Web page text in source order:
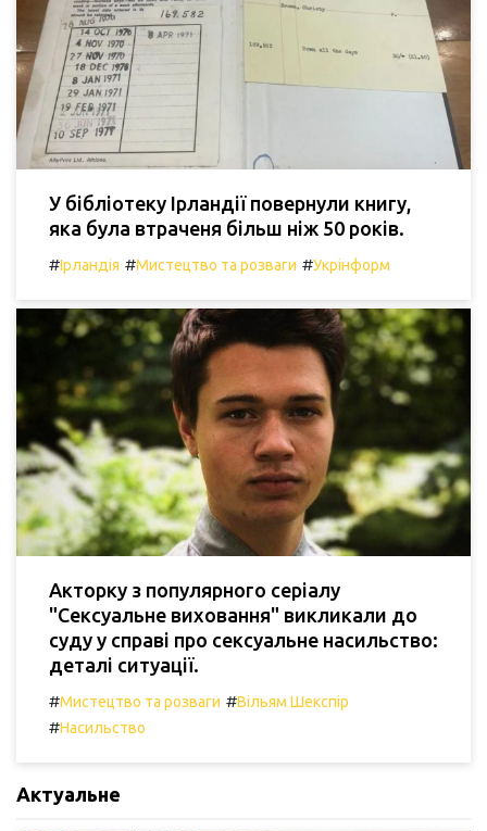
У бібліотеку Ірландії повернули книгу,
яка була втраченя більш ніж 50 років.
#Ірландія #Мистецтво та розваги #Укрінформ
Акторку з популярного серіалу
"Сексуальне виховання" викликали до
суду у справі про сексуальне насильство:
деталі ситуації.
#Мистецтво та розваги #Вільям Шекспір
#Насильство
Актуальне